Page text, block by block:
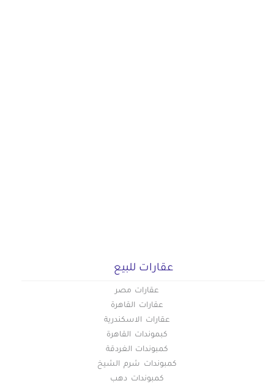
عقارات للبيع
عقارات مصر
عقارات القاهرة
عقارات الاسكندرية
كبموندات القاهرة
كمبوندات الغردقة
كمبوندات شرم الشيخ
كمبوندات دهب